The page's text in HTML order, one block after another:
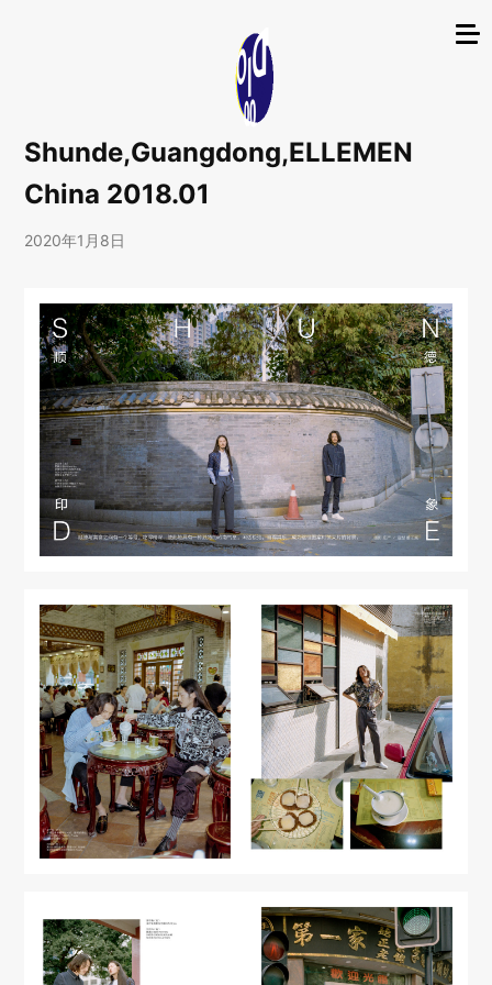
Shunde,Guangdong,ELLEMEN
China 2018.01
2020年1月8日